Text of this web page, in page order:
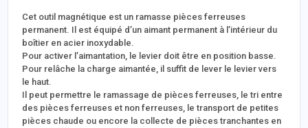
Cet outil magnétique est un ramasse pièces ferreuses
permanent. Il est équipé d’un aimant permanent à l’intérieur du
boîtier en acier inoxydable.
Pour activer l’aimantation, le levier doit être en position basse.
Pour relâche la charge aimantée, il suffit de lever le levier vers
le haut.
Il peut permettre le ramassage de pièces ferreuses, le tri entre
des pièces ferreuses et non ferreuses, le transport de petites
pièces chaude ou encore la collecte de pièces tranchantes en